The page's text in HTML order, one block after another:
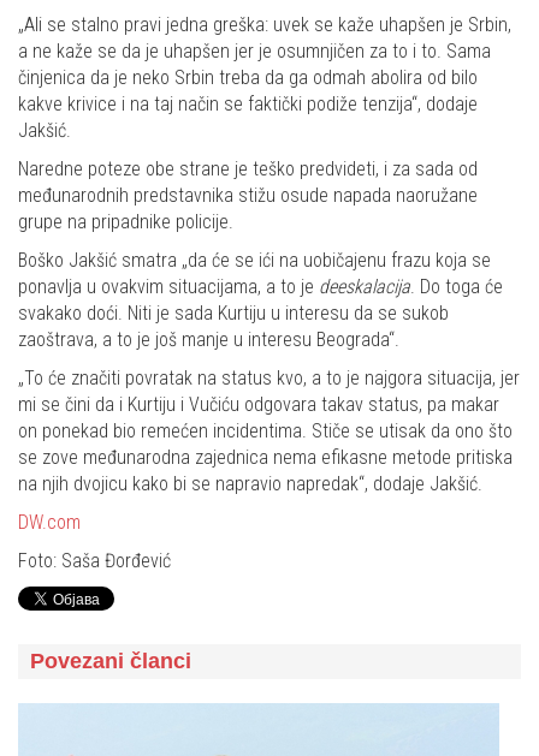
„Ali se stalno pravi jedna greška: uvek se kaže uhapšen je Srbin,
a ne kaže se da je uhapšen jer je osumnjičen za to i to. Sama
činjenica da je neko Srbin treba da ga odmah abolira od bilo
kakve krivice i na taj način se faktički podiže tenzija“, dodaje
Jakšić.
Naredne poteze obe strane je teško predvideti, i za sada od
međunarodnih predstavnika stižu osude napada naoružane
grupe na pripadnike policije.
Boško Jakšić smatra „da će se ići na uobičajenu frazu koja se
ponavlja u ovakvim situacijama, a to je deeskalacija. Do toga će
svakako doći. Niti je sada Kurtiju u interesu da se sukob
zaoštrava, a to je još manje u interesu Beograda“.
„To će značiti povratak na status kvo, a to je najgora situacija, jer
mi se čini da i Kurtiju i Vučiću odgovara takav status, pa makar
on ponekad bio remećen incidentima. Stiče se utisak da ono što
se zove međunarodna zajednica nema efikasne metode pritiska
na njih dvojicu kako bi se napravio napredak“, dodaje Jakšić.
DW.com
Foto: Saša Đorđević
Povezani članci